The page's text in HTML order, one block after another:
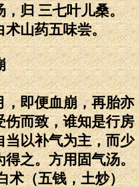
归 三七叶儿桑。
术山药五味尝。
即便血崩，再胎亦
伤而致，谁知是行房
当以补气为主，而少
得之。方用固气汤。
（五钱，土炒）